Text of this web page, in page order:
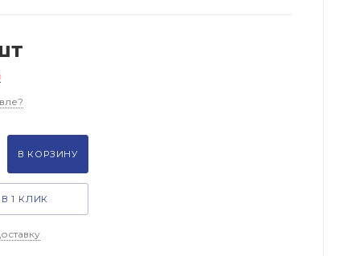
В КОРЗИНУ
1 КЛИК